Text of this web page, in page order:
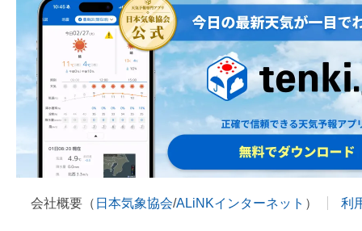
会社概要（ 日本気象協会/ALiNKインターネット ） 利